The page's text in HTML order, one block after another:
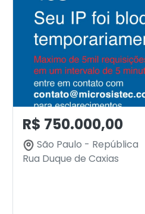
R$ 750.000,00
São Paulo - República
Rua Duque de Caxias